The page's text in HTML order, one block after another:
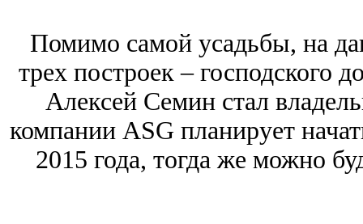
Помимо самой усадьбы, на
трех построек – господского
Алексей Семин стал
компании ASG планирует
2015 года, тогда же можно